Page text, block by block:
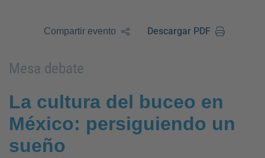
Compartir evento Descargar PDF
Mesa debate
La cultura del buceo en
México: persiguiendo un
sueño